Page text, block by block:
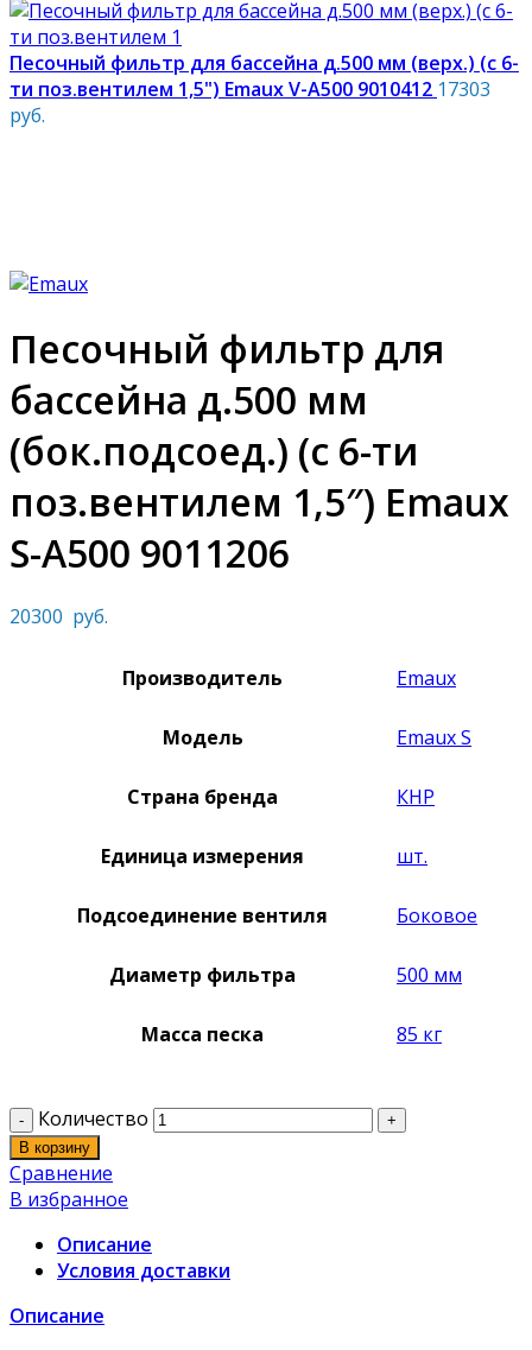
Песочный фильтр для бассейна д.500 мм (верх.) (с 6-
ти поз.вентилем 1,5") Emaux V-A500 9010412 17303
руб.
Песочный фильтр для
бассейна д.500 мм
(бок.подсоед.) (с 6-ти
поз.вентилем 1,5″) Emaux
S-A500 9011206
20300 руб.
Производитель Emaux
Модель Emaux S
Страна бренда КНР
Единица измерения шт.
Подсоединение вентиля Боковое
Диаметр фильтра 500 мм
Масса песка 85 кг
Количество
В корзину
Сравнение
В избранное
Описание
Условия доставки
Описание